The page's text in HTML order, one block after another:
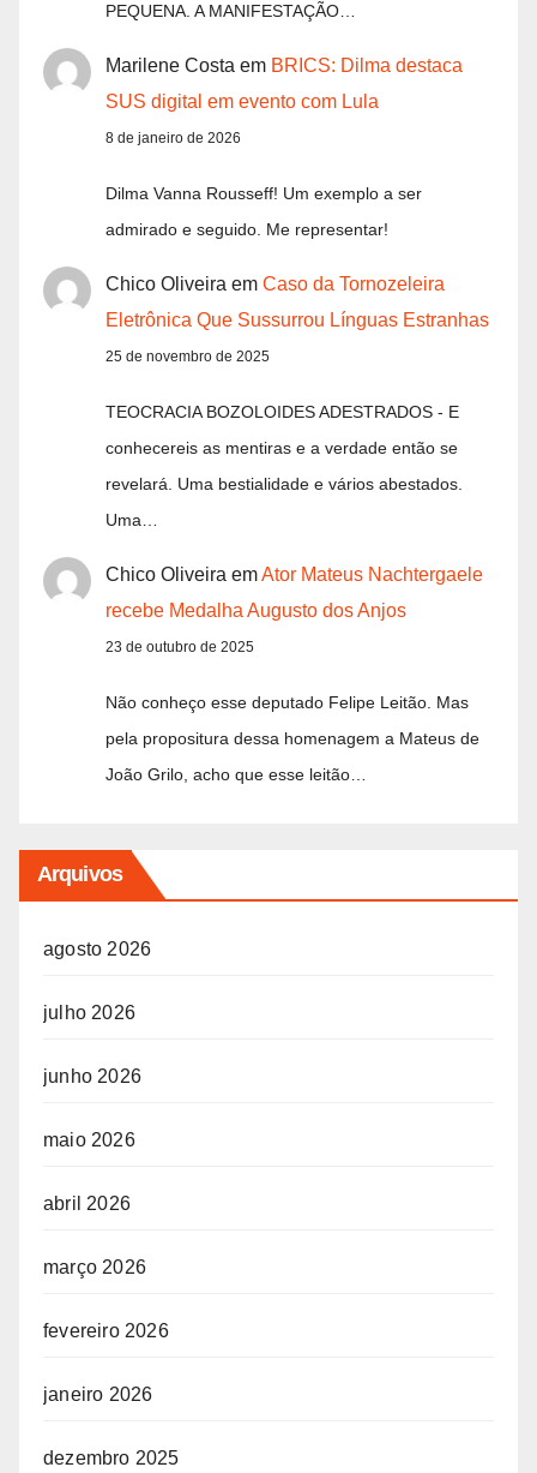
PEQUENA. A MANIFESTAÇÃO…
Marilene Costa em BRICS: Dilma destaca
SUS digital em evento com Lula
8 de janeiro de 2026
Dilma Vanna Rousseff! Um exemplo a ser
admirado e seguido. Me representar!
Chico Oliveira em Caso da Tornozeleira
Eletrônica Que Sussurrou Línguas Estranhas
25 de novembro de 2025
TEOCRACIA BOZOLOIDES ADESTRADOS - E
conhecereis as mentiras e a verdade então se
revelará. Uma bestialidade e vários abestados.
Uma…
Chico Oliveira emAtor Mateus Nachtergaele
recebe Medalha Augusto dos Anjos
23 de outubro de 2025
Não conheço esse deputado Felipe Leitão. Mas
pela propositura dessa homenagem a Mateus de
João Grilo, acho que esse leitão…
Arquivos
agosto 2026
julho 2026
junho 2026
maio 2026
abril 2026
março 2026
fevereiro 2026
janeiro 2026
dezembro 2025